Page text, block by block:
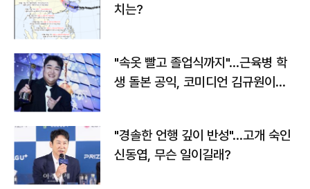
치는?
"속옷 빨고 졸업식까지"…근육병 학
생 돌본 공익, 코미디언 김규원이었
"경솔한 언행 깊이 반성"…고개 숙인
신동엽, 무슨 일이길래?